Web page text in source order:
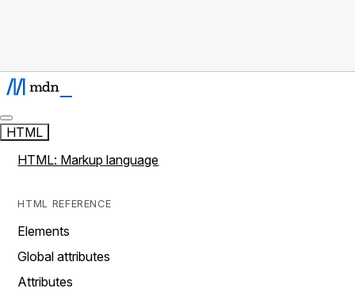
HTML
HTML: Markup language
HTML REFERENCE
Elements
Global attributes
Attributes